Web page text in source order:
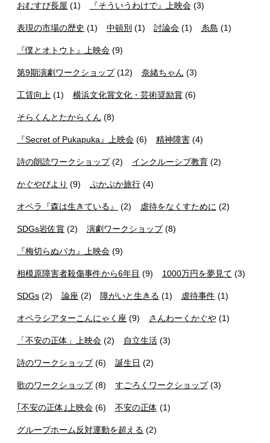
おむすび長屋 (1) 『そういうわけで』上映会(3)
表現の市場の歴史 (1) 中頓別 (1) 討論会 (1) 糸島 (1)
『僕とオトウト』上映会 (9)
第9期演劇ワークショップ(12) 奈緒ちゃん (3)
工賃向上 (1) 横浜文化賞文化・芸術奨励賞(6)
そらくんとたからくん (8)
『Secret of Pukapuka』上映会 (6) 精神障害(4)
詩の朗読ワークショップ(2) インクルーシブ教育(2)
かぐやびより (9) ぷかぷか旅行(4)
オペラ『森は生きている』 (2) 虐待をなくすために (2)
SDGs岩佐賞 (2) 演劇ワークショップ(8)
『梅切らぬバカ』上映会 (9)
相模原障害者殺傷事件から6年目 (9) 1000万円を夢見て (3)
SDGs (2) 論座 (2) 障がいと生きる (1) 虐待事件 (1)
オペラシアターこんにゃく座 (9) さんわーくかぐや(1)
「不安の正体」上映会 (2) 自立生活(3)
詩のワークショップ(6) 誕生日 (2)
歌のワークショップ(8) すごろくワークショップ(3)
｢不安の正体｣上映会 (6) 不安の正体 (1)
グループホーム反対運動を超える (2)